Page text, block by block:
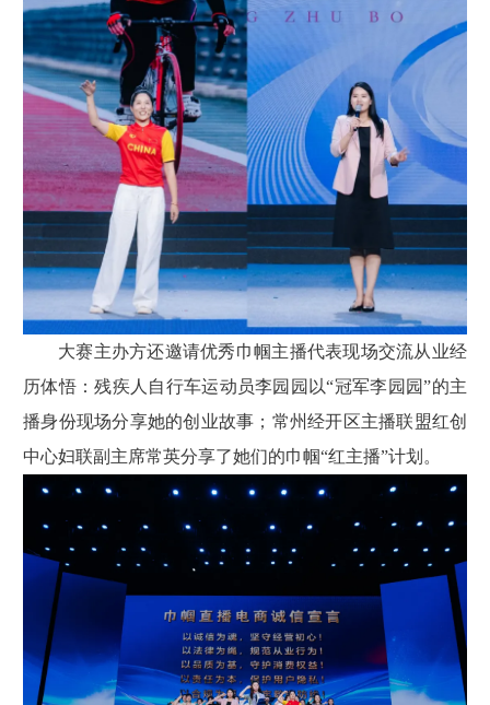
大赛主办方还邀请优秀巾帼主播代表现场交流从业经
历体悟：残疾人自行车运动员李园园以“冠军李园园”的主
播身份现场分享她的创业故事；常州经开区主播联盟红创
中心妇联副主席常英分享了她们的巾帼“红主播”计划。